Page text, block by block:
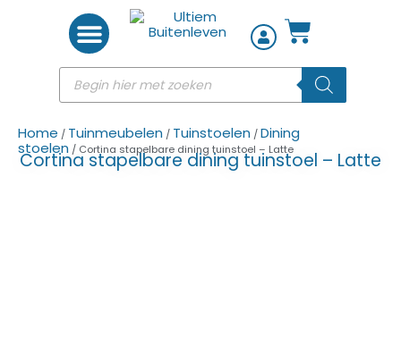
Home / Tuinmeubelen / Tuinstoelen /Dining
stoelen / Cortina stapelbare dining tuinstoel – Latte
Cortina stapelbare dining tuinstoel – Latte